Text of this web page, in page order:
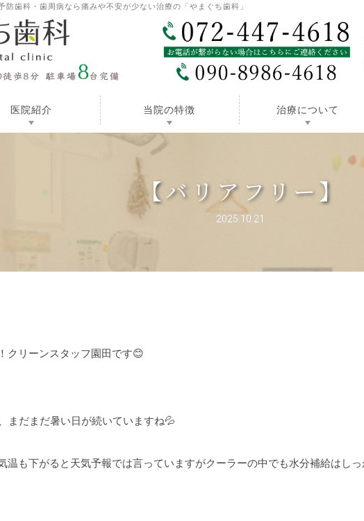
歯科・歯周病なら痛みや不安が少ない治療の「やまぐち歯科」
医院紹介 当院の特徴 治療について
【バリアフリー】
2025.10.21
クリーンスタッフ園田です😊
まだまだ暑い日が続いていますね💦
温も下がると天気予報では言っていますがクーラーの中でも水分補給はしっ